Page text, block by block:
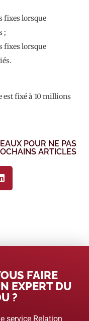
fixes lorsque
;
fixes lorsque
est fixé à 10 millions
POUR NE PAS
ARTICLES
FAIRE
EXPERT DU
?
service Relation